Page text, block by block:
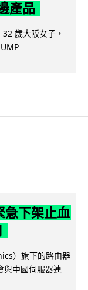
產品
歲大阪女子，
急下架止血
）旗下的路由器
與中國伺服器連